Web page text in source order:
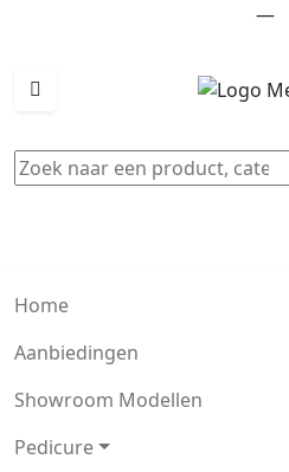
—
Home
Aanbiedingen
Showroom Modellen
Pedicure